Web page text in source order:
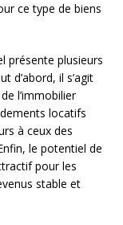
ce type de biens
présente plusieurs
d’abord, il s’agit
l’immobilier
locatifs
à ceux des
le potentiel de
pour les
stable et